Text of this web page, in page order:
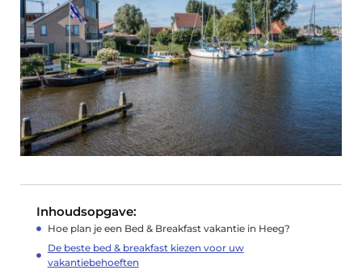
Inhoudsopgave:
Hoe plan je een Bed & Breakfast vakantie in Heeg?
De beste bed & breakfast kiezen voor uw
vakantiebehoeften